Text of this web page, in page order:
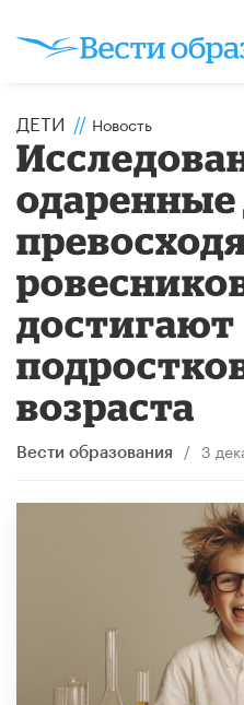
ДЕТИ // Новость
одаренные
достигают
возраста
Вести образования / 3